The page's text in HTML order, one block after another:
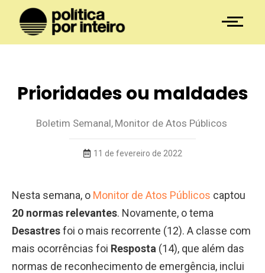
Prioridades ou maldades
Boletim Semanal, Monitor de Atos Públicos
11 de fevereiro de 2022
Nesta semana, o Monitor de Atos Públicos captou
20 normas relevantes. Novamente, o tema
Desastresfoi o mais recorrente (12). A classe com
mais ocorrências foi Resposta (14), que além das
normas de reconhecimento de emergência, inclui